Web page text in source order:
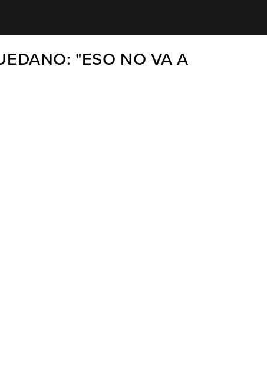
"ESO NO VA A